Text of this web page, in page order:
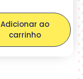
Adicionar ao
carrinho